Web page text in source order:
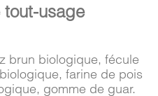
tout-usage
brun biologique, fécule
farine de pois
gomme de guar.